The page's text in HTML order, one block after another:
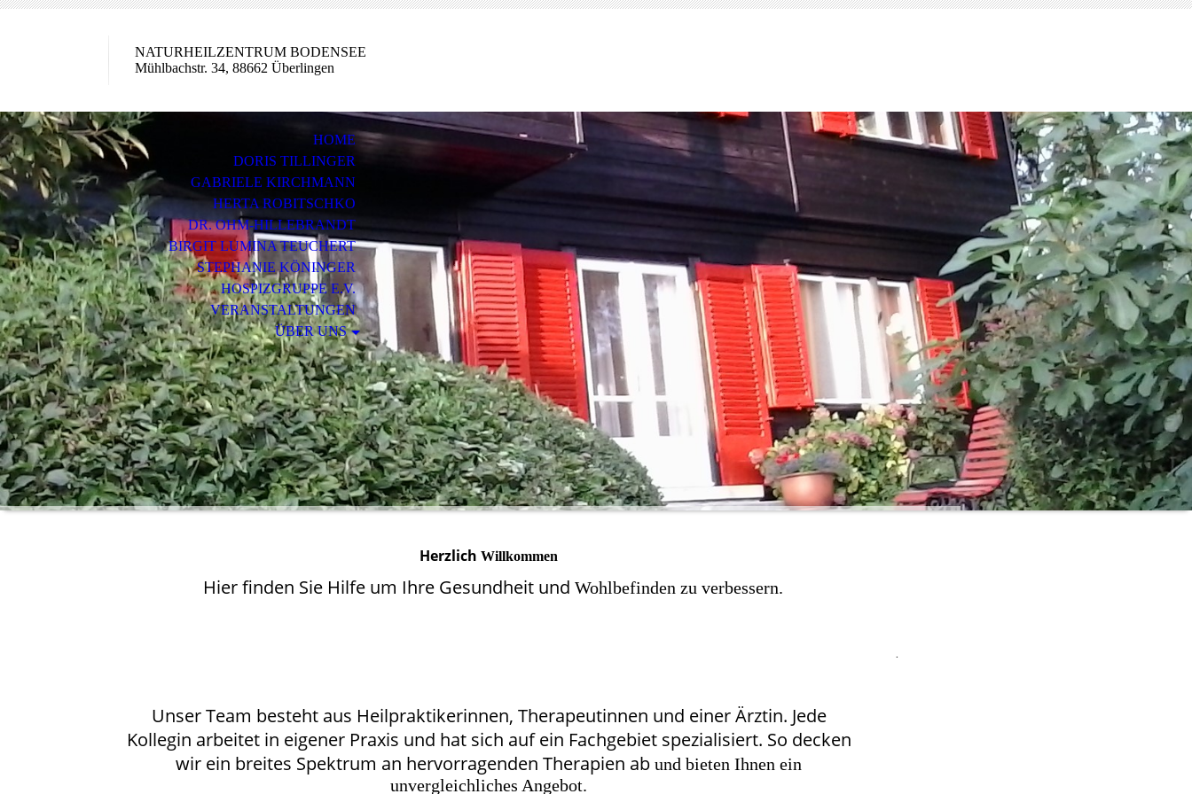
NATURHEILZENTRUM BODENSEE
Mühlbachstr. 34, 88662 Überlingen
HOME
DORIS TILLINGER
GABRIELE KIRCHMANN
HERTA ROBITSCHKO
DR. OHM-HILLEBRANDT
BIRGIT LUMINA TEUCHERT
STEPHANIE KÖNINGER
HOSPIZGRUPPE E.V.
VERANSTALTUNGEN
ÜBER UNS
Herzlich Willkommen
Hier finden Sie Hilfe um Ihre Gesundheit und Wohlbefinden zu verbessern.
Unser Team besteht aus Heilpraktikerinnen, Therapeutinnen und einer Ärztin. Jede
Kollegin arbeitet in eigener Praxis und hat sich auf ein Fachgebiet spezialisiert. So decken
wir ein breites Spektrum an hervorragenden Therapien ab und bieten Ihnen ein
unvergleichliches Angebot.
.